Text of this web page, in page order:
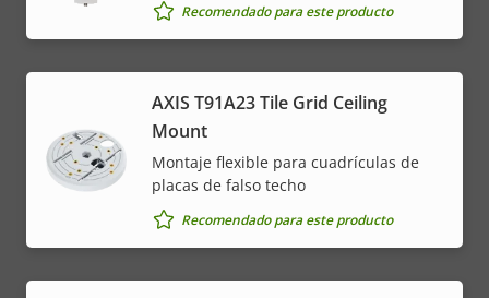
Recomendado para este producto
AXIS T91A23 Tile Grid Ceiling
Mount
Montaje flexible para cuadrículas de
placas de falso techo
Recomendado para este producto